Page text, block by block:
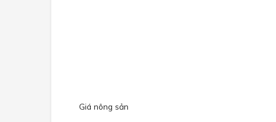
Giá nông sản